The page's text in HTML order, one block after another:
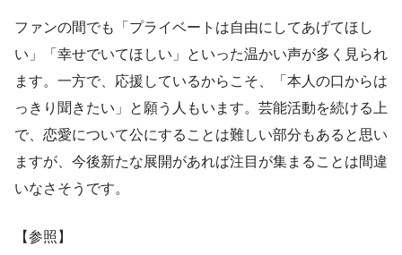
ファンの間でも「プライベートは自由にしてあげてほし
い」「幸せでいてほしい」といった温かい声が多く見られ
ます。一方で、応援しているからこそ、「本人の口からは
っきり聞きたい」と願う人もいます。芸能活動を続ける上
で、恋愛について公にすることは難しい部分もあると思い
ますが、今後新たな展開があれば注目が集まることは間違
いなさそうです。
【参照】